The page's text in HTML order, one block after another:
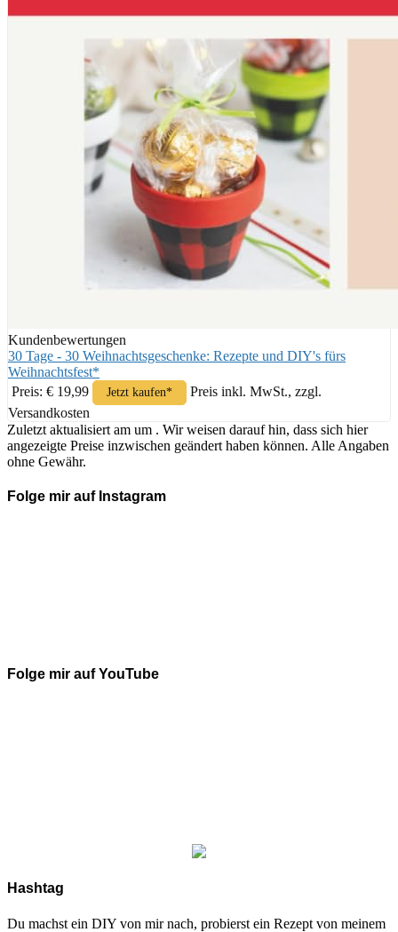
Kundenbewertungen
30 Tage - 30 Weihnachtsgeschenke: Rezepte und DIY's fürs
Weihnachtsfest*
Preis: € 19,99
Jetzt kaufen*
Preis inkl. MwSt., zzgl.
Versandkosten
Zuletzt aktualisiert am um . Wir weisen darauf hin, dass sich hier
angezeigte Preise inzwischen geändert haben können. Alle Angaben
ohne Gewähr.
Folge mir auf Instagram
Folge mir auf YouTube
Hashtag
Du machst ein DIY von mir nach, probierst ein Rezept von meinem